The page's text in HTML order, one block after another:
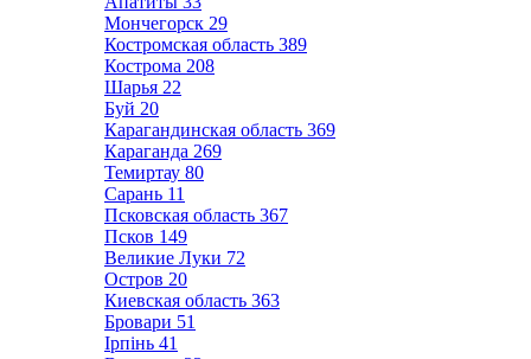
Мончегорск 29
Костромская область 389
Кострома 208
Шарья 22
Буй 20
Карагандинская область 369
Караганда 269
Темиртау 80
Сарань 11
Псковская область 367
Псков 149
Великие Луки 72
Остров 20
Киевская область 363
Бровари 51
Ірпінь 41